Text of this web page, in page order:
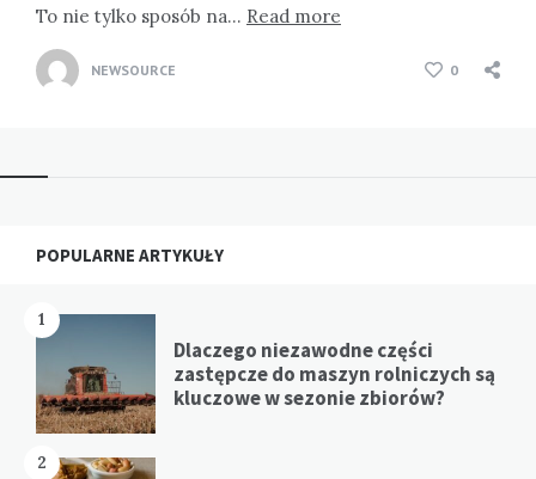
To nie tylko sposób na… Read more
NEWSOURCE 0
Widgets
POPULARNE ARTYKUŁY
1
Dlaczego niezawodne części
zastępcze do maszyn rolniczych są
kluczowe w sezonie zbiorów?
2